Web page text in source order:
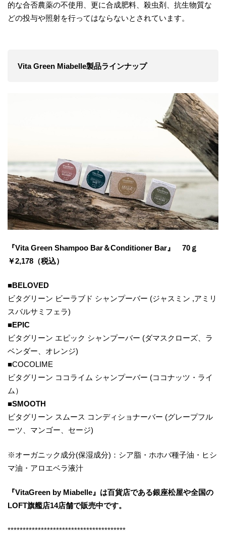
的な合否農薬の不使用、更に合成肥料、殺虫剤、抗生物質な
どの投与や照射を行ってはならないとされています。
Vita Green Miabelle製品ラインナップ
『Vita Green Shampoo Bar＆Conditioner Bar』
70ｇ
￥2,178（税込）
■BELOVED
ビタグリーン ビーラブド シャンプーバー (ジャスミン ,アミリ
スバルサミフェラ)
■EPIC
ビタグリーン エピック シャンプーバー (ダマスクローズ、ラ
ベンダー、オレンジ)
■COCOLIME
ビタグリーン ココライム シャンプーバー (ココナッツ・ライ
ム）
■SMOOTH
ビタグリーン スムース コンディショナーバー (グレープフル
ーツ、マンゴー、セージ)
※オーガニック成分(保湿成分)：シア脂・ホホバ種子油・ヒシ
マ油・アロエベラ液汁
『VitaGreen by Miabelle』は百貨店である銀座松屋や全国の
LOFT旗艦店14店舗で販売中です。
***************************************